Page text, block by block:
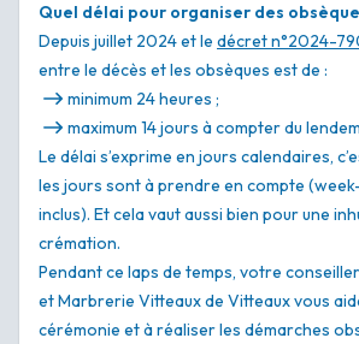
Quel délai pour organiser des
Depuis juillet 2024 et le décret n°2024-
entre le décès et les obsèques est de :
minimum 24 heures ;
maximum 14 jours à compter du
Le délai s’exprime en jours calendaires,
les jours sont à prendre en compte
inclus). Et cela vaut aussi bien pour une
crémation.
Pendant ce laps de temps, votre
et Marbrerie Vitteaux de Vitteaux vous
cérémonie et à réaliser les démarches